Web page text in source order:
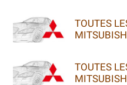
TOUTES
TOUTES